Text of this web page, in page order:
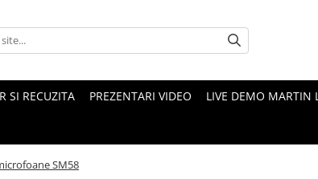
SI RECUZITA PREZENTARI VIDEO LIVE DEMO MARTIN
SM58